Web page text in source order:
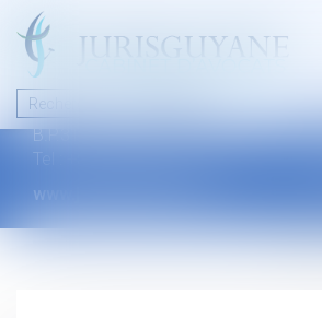
46 avenue de la liberté
B.P.315 - 97327 Cayenne Cedex
Tel : +594 594 29 45 35
www.jurisguyane.com